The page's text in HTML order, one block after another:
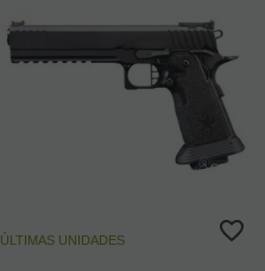
ÚLTIMAS UNIDADES